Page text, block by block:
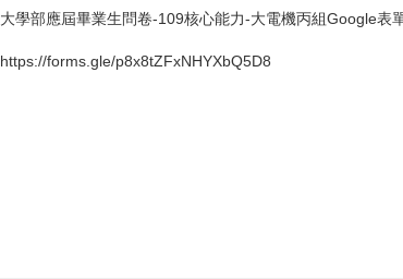
大學部應屆畢業生問卷-109核心能力-大電機丙組Google表
https://forms.gle/p8x8tZFxNHYXbQ5D8